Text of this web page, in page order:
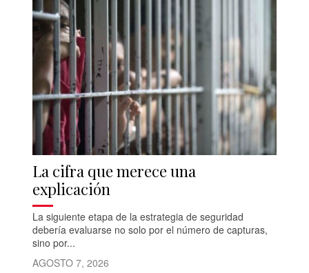
La cifra que merece una
explicación
La siguiente etapa de la estrategia de seguridad
debería evaluarse no solo por el número de capturas,
sino por...
AGOSTO 7, 2026